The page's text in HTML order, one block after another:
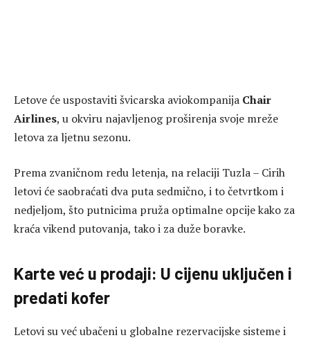
Letove će uspostaviti švicarska aviokompanija Chair
Airlines, u okviru najavljenog proširenja svoje mreže
letova za ljetnu sezonu.
Prema zvaničnom redu letenja, na relaciji Tuzla – Cirih
letovi će saobraćati dva puta sedmično, i to četvrtkom i
nedjeljom, što putnicima pruža optimalne opcije kako za
kraća vikend putovanja, tako i za duže boravke.
Karte već u prodaji: U cijenu uključen i
predati kofer
Letovi su već ubačeni u globalne rezervacijske sisteme i